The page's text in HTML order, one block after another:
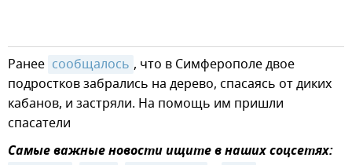
Ранее сообщалось , что в Симферополе двое
подростков забрались на дерево, спасаясь от диких
кабанов, и застряли. На помощь им пришли
спасатели
Самые важные новости ищите в наших соцсетях: